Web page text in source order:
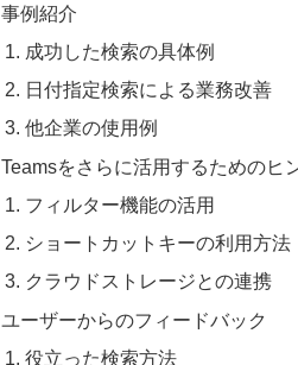
事例紹介
成功した検索の具体例
日付指定検索による業務改善
他企業の使用例
Teamsをさらに活用するためのヒ
フィルター機能の活用
ショートカットキーの利用方法
クラウドストレージとの連携
ユーザーからのフィードバック
役立った検索方法